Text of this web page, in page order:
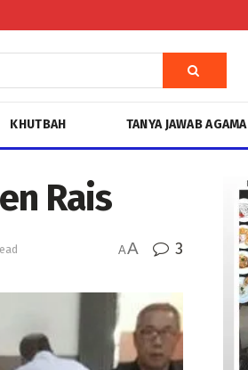
KHUTBAH TANYA JAWAB AGAMA
Rais
AA 3